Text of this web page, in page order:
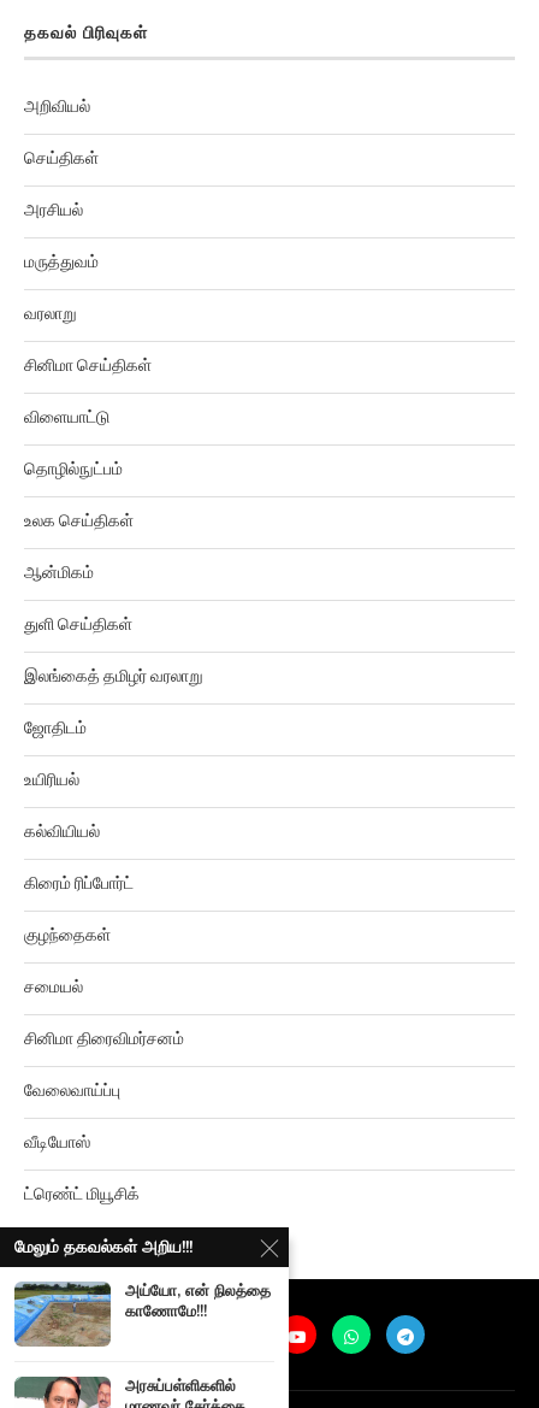
செய்திகள்
அரசியல்
மருத்துவம்
வரலாறு
சினிமா செய்திகள்
விளையாட்டு
தொழில்நுட்பம்
உலக செய்திகள்
ஆன்மிகம்
துளி செய்திகள்
இலங்கைத் தமிழர் வரலாறு
ஜோதிடம்
உயிரியல்
கல்வியியல்
கிரைம் ரிப்போர்ட்
குழந்தைகள்
சமையல்
சினிமா திரைவிமர்சனம்
வேலைவாய்ப்பு
வீடியோஸ்
ட்ரெண்ட் மியூசிக்
@2026Ariviyalpuram. All rights reserved. |Terms and Privacy
மேலும் தகவல்கள் அறிய!!!
அய்யோ, என் நிலத்தை
காணோமே!!!
அரசுப்பள்ளிகளில்